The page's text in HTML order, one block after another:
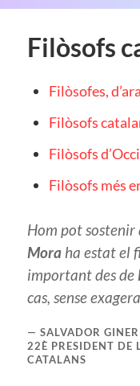
Filòsofs
Filòsofes,
Filòsofs
Filòsofs
Filòsofs més
Hom pot sostenir
Moraha estat el
important des de
cas, sense
SALVADOR
22È PRESIDENT DE
CATALANS